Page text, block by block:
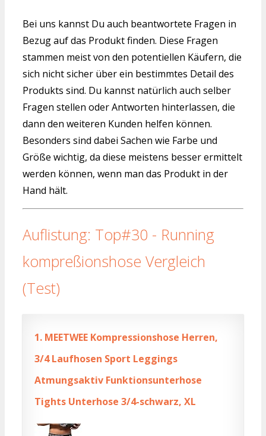
Bei uns kannst Du auch beantwortete Fragen in
Bezug auf das Produkt finden. Diese Fragen
stammen meist von den potentiellen Käufern, die
sich nicht sicher über ein bestimmtes Detail des
Produkts sind. Du kannst natürlich auch selber
Fragen stellen oder Antworten hinterlassen, die
dann den weiteren Kunden helfen können.
Besonders sind dabei Sachen wie Farbe und
Größe wichtig, da diese meistens besser ermittelt
werden können, wenn man das Produkt in der
Hand hält.
Auflistung: Top#30 - Running
kompreßionshose Vergleich
(Test)
1. MEETWEE Kompressionshose Herren,
3/4 Laufhosen Sport Leggings
Atmungsaktiv Funktionsunterhose
Tights Unterhose 3/4-schwarz, XL